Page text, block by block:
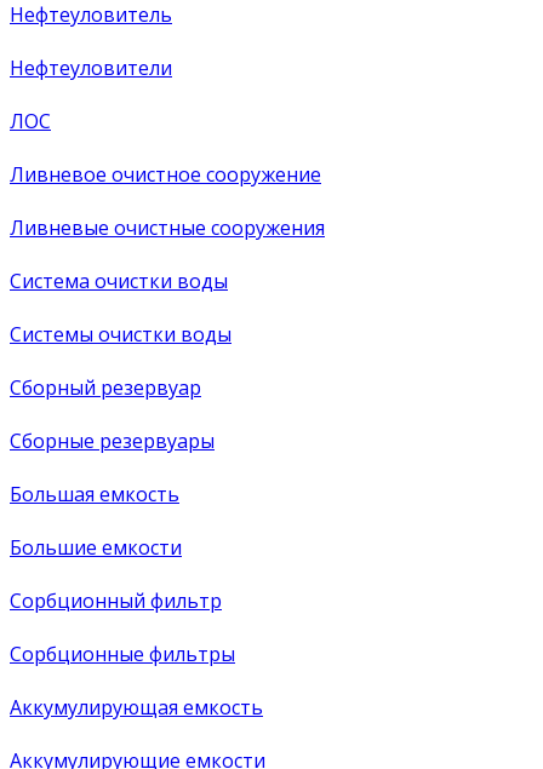
Нефтеуловитель
Нефтеуловители
ЛОС
Ливневое очистное сооружение
Ливневые очистные сооружения
Система очистки воды
Системы очистки воды
Сборный резервуар
Сборные резервуары
Большая емкость
Большие емкости
Сорбционный фильтр
Сорбционные фильтры
Аккумулирующая емкость
Аккумулирующие емкости